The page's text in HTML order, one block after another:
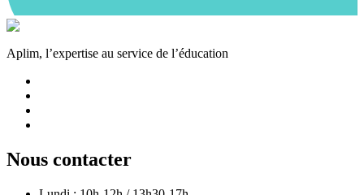
Aplim, l’expertise au service de l’éducation
Nous contacter